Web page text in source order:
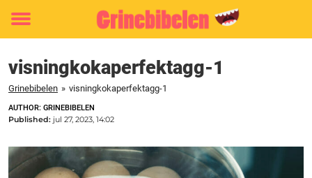
Toggle
visningkokaperfektagg-1
Grinebibelen » visningkokaperfektagg-1
AUTHOR: GRINEBIBELEN
Published: jul 27, 2023, 14:02